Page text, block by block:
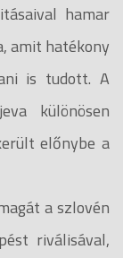
hamar
amit hatékony
is tudott. A
különösen
előnybe a
a szlovén
riválisával,